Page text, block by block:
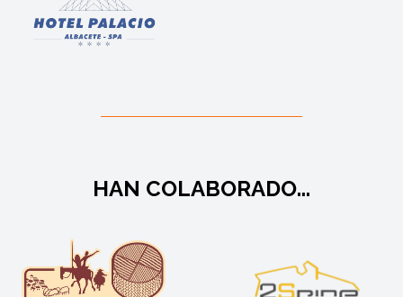
HAN COLABORADO...